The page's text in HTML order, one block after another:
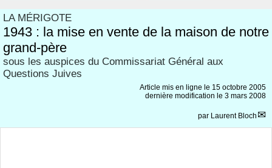
LA MÉRIGOTE
1943 : la mise en vente de la maison de notre
grand-père
sous les auspices du Commissariat Général aux
Questions Juives
Article mis en ligne le 15 octobre 2005
dernière modification le 3 mars 2008
par Laurent Bloch